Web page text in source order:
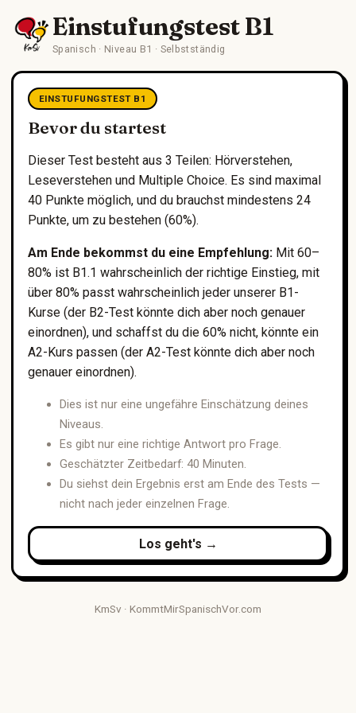
Einstufungstest B1
Spanisch · Niveau B1 · Selbstständig
EINSTUFUNGSTEST B1
Bevor du startest
Dieser Test besteht aus 3 Teilen: Hörverstehen,
Leseverstehen und Multiple Choice. Es sind maximal
40 Punkte möglich, und du brauchst mindestens 24
Punkte, um zu bestehen (60%).
Am Ende bekommst du eine Empfehlung: Mit 60–
80% ist B1.1 wahrscheinlich der richtige Einstieg, mit
über 80% passt wahrscheinlich jeder unserer B1-
Kurse (der B2-Test könnte dich aber noch genauer
einordnen), und schaffst du die 60% nicht, könnte ein
A2-Kurs passen (der A2-Test könnte dich aber noch
genauer einordnen).
Dies ist nur eine ungefähre Einschätzung deines
Niveaus.
Es gibt nur eine richtige Antwort pro Frage.
Geschätzter Zeitbedarf: 40 Minuten.
Du siehst dein Ergebnis erst am Ende des Tests —
nicht nach jeder einzelnen Frage.
Los geht's →
KmSv · KommtMirSpanischVor.com